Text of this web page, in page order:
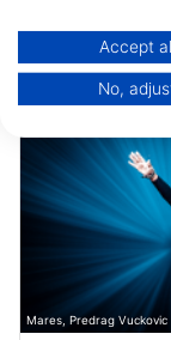
ЦУРАЦАО
Ронилачке
Mares, Predrag Vuckovic
Data may be shared
Your consent and the
View Partner List
IAB processing
Store and/or
Use limited
Create profiles
Accept
No,